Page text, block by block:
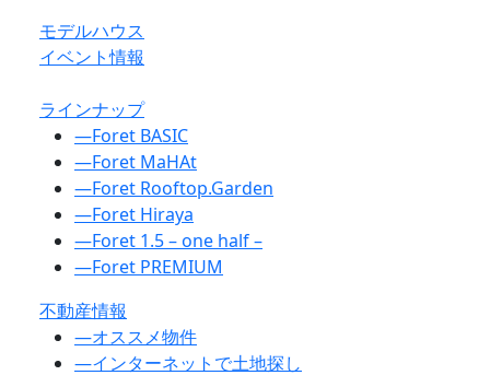
モデルハウス
イベント情報
ラインナップ
―Foret BASIC
―Foret MaHAt
―Foret Rooftop.Garden
―Foret Hiraya
―Foret 1.5 – one half –
―Foret PREMIUM
不動産情報
―オススメ物件
―インターネットで土地探し